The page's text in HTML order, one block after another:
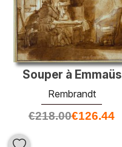
Souper à Emmaüs
Rembrandt
€218.00€126.44